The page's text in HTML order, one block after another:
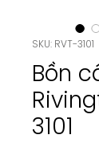
SKU: RVT-3101
Bồn
3101